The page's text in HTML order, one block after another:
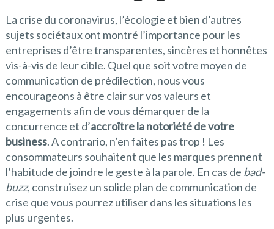
La crise du coronavirus, l’écologie et bien d’autres
sujets sociétaux ont montré l’importance pour les
entreprises d’être transparentes, sincères et honnêtes
vis-à-vis de leur cible. Quel que soit votre moyen de
communication de prédilection, nous vous
encourageons à être clair sur vos valeurs et
engagements afin de vous démarquer de la
concurrence et d’accroître la notoriété de votre
business. A contrario, n’en faites pas trop ! Les
consommateurs souhaitent que les marques prennent
l’habitude de joindre le geste à la parole. En cas de bad-
buzz, construisez un solide plan de communication de
crise que vous pourrez utiliser dans les situations les
plus urgentes.